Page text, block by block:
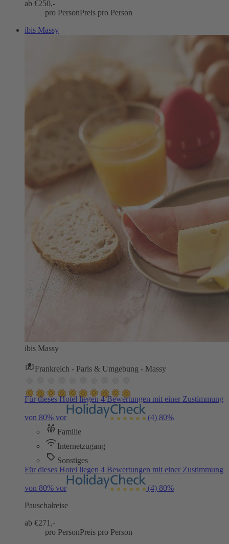
ab €250,-
pro PersonPreis pro Person
ibis Massy
ibis Massy
Frankreich - Paris & Umgebung - Massy
Für dieses Hotel liegen 4 Bewertungen mit einer Zustimmung
von 80% vor (4) 80%
Familie
Internetzugang
Sonstiges
Für dieses Hotel liegen 4 Bewertungen mit einer Zustimmung
von 80% vor (4) 80%
Pauschalreise
ab €271,-
pro PersonPreis pro Person